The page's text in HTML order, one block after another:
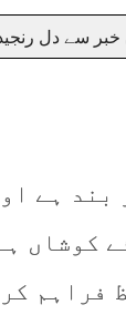
بند ہے
کوشاں
فراہم